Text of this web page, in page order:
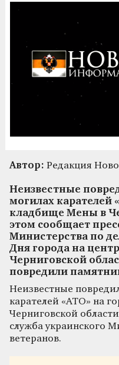
Автор: Редакция
Неизвестные
могилах карателей
кладбище Мены в
этом сообщает
Министерства по
Дня города на
Черниговской
повредили
Неизвестные
карателей «АТО» на
Черниговской
служба украинского
ветеранов.